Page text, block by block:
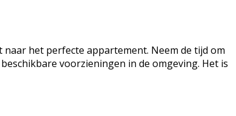
het perfecte appartement. Neem de tijd om
voorzieningen in de omgeving. Het is